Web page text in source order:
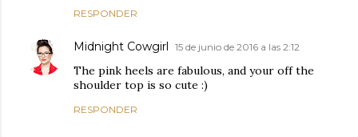
RESPONDER
Midnight Cowgirl 15 de junio de 2016 a las 2:12
The pink heels are fabulous, and your off the
shoulder top is so cute :)
RESPONDER